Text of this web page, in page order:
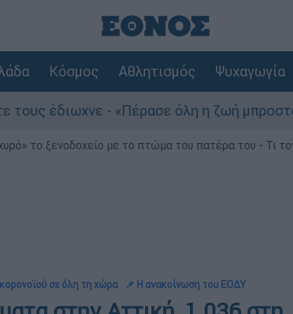
Κόσμος Αθλητισμός Ψυχαγωγία
- «Πέρασε όλη η ζωή μπροστά μου»
το ξενοδοχείο με το πτώμα του πατέρα του - Τι
σε όλη τη χώρα 📌 Η ανακοίνωση του ΕΟΔΥ